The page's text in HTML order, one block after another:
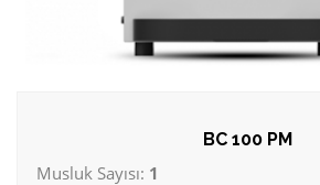
BC 100 PM
Musluk Sayısı: 1